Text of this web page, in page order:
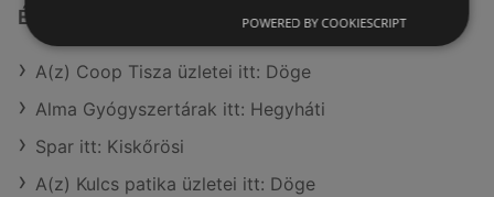
Érdeklődésre számot tartó elemek itt:
A(z) Coop Tisza üzletei itt: Döge
Alma Gyógyszertárak itt: Hegyháti
Spar itt: Kiskőrösi
A(z) Kulcs patika üzletei itt: Döge
POWERED BY COOKIESCRIPT